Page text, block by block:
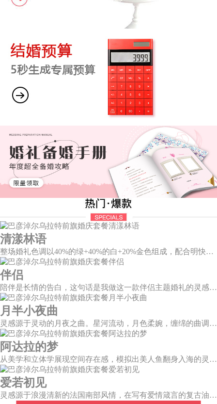
清漾林语
整场婚礼色调以40%的绿+40%的白+20%金色组成，配合明快的色调流露出生机盎然，既维持极简线条设计感，又巧妙把握住视觉情绪。
伴侣
陪伴是长情的告白，这句话是我做这一款伴侣主题婚礼的灵感。今年大热的珊瑚橙带来了一如陪伴的温暖和细腻，半圆为载体的发光情侣头像深情对望，一起组成完整的圆环，一如初见时的美好，又似陪伴一生的美满。
月半小夜曲
灵感源于灵动的月夜之曲。星河流动，月色柔婉，缠绵的曲调自花叶间隐隐传来，撩人心弦。
阿达拉的梦
从美学和立体学展现空间存在感，模拟出美人鱼翻身入海的灵动意韵，将视觉效果铺延至海平面，既交织出柔和梦幻质感，又如浪花般波光伏动，熠熠闪耀。
爱若初见
灵感源于浪漫清新的法国南部风情，在写有爱情箴言的复古油画卷轴前，互诉诺言，相守一生。